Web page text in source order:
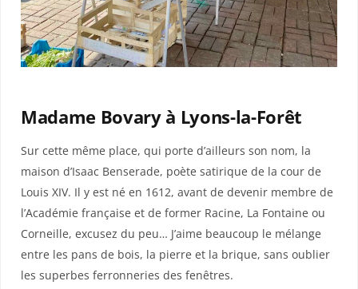
Madame Bovary à Lyons-la-Forêt
Sur cette même place, qui porte d’ailleurs son nom, la
maison d’Isaac Benserade, poète satirique de la cour de
Louis XIV. Il y est né en 1612, avant de devenir membre de
l’Académie française et de former Racine, La Fontaine ou
Corneille, excusez du peu… J’aime beaucoup le mélange
entre les pans de bois, la pierre et la brique, sans oublier
les superbes ferronneries des fenêtres.